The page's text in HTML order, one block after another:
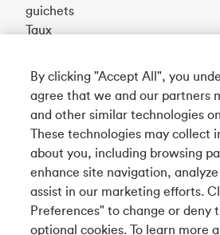
guichets
Taux
English
Téléchargez notre appli
Connectez-vous avec nous
By clicking "Accept All", you
agree that we and our partners
and other similar technologies
These technologies may collect
about you, including browsing
enhance site navigation,
assist in our marketing efforts.
Preferences" to change or deny
optional cookies. To learn more